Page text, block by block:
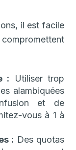
il est facile
: Utiliser trop
alambiquées
et de
vous à 1 à
: Des quotas